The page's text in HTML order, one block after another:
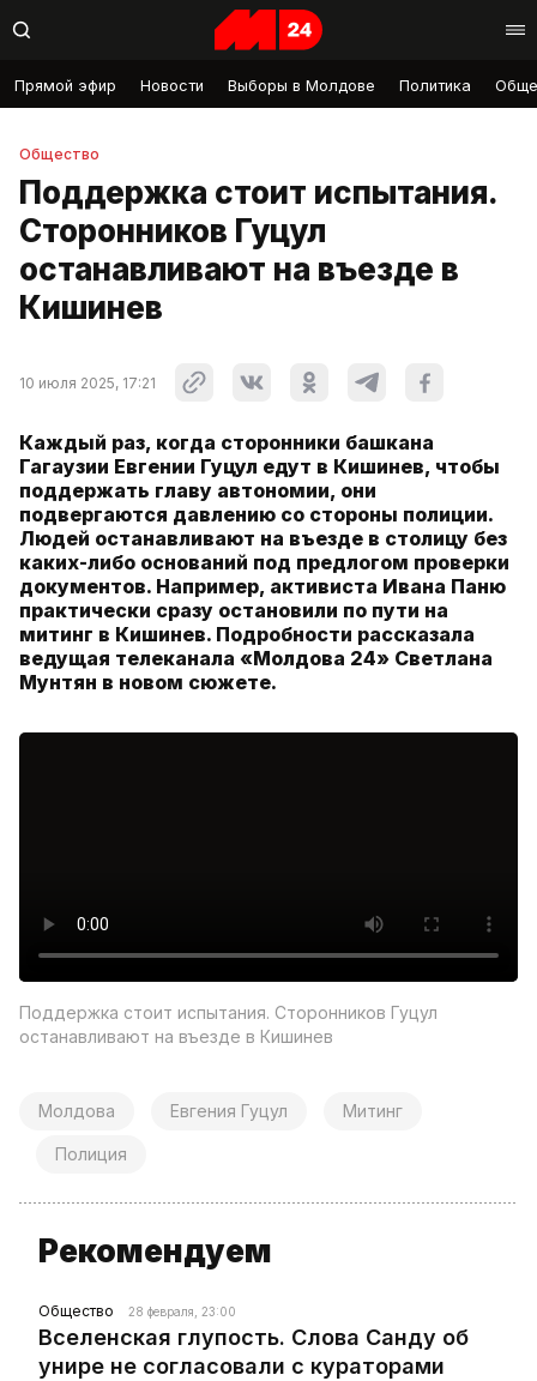
Прямой эфир Новости Выборы в Молдове Политика
Общество
Поддержка стоит испытания.
Сторонников Гуцул
останавливают на въезде в
Кишинев
10 июля 2025, 17:21
Каждый раз, когда сторонники башкана
Гагаузии Евгении Гуцул едут в Кишинев, чтобы
поддержать главу автономии, они
подвергаются давлению со стороны полиции.
Людей останавливают на въезде в столицу без
каких-либо оснований под предлогом проверки
документов. Например, активиста Ивана Паню
практически сразу остановили по пути на
митинг в Кишинев. Подробности рассказала
ведущая телеканала «Молдова 24» Светлана
Мунтян в новом сюжете.
Поддержка стоит испытания. Сторонников Гуцул
останавливают на въезде в Кишинев
Молдова Евгения Гуцул Митинг
Полиция
Рекомендуем
Общество 28 февраля, 23:00
Вселенская глупость. Слова Санду об
унире не согласовали с кураторами